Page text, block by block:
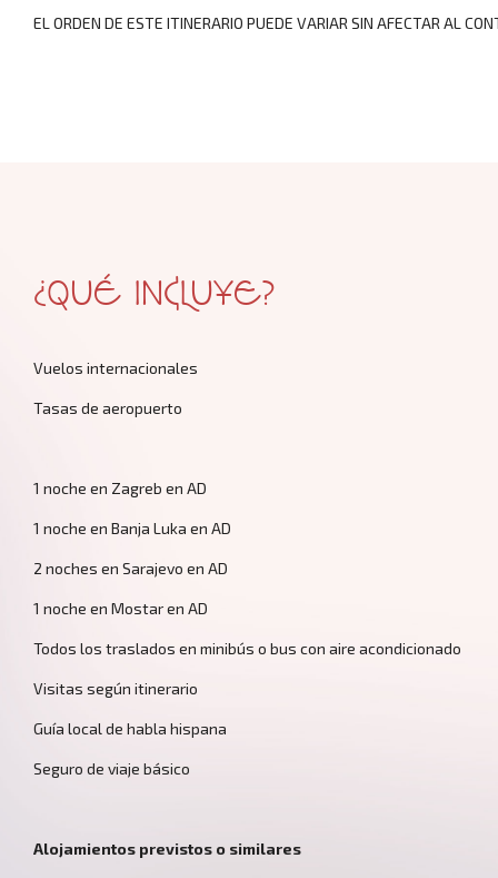
Circuitos por
EL ORDEN DE ESTE ITINERARIO PUEDE VARIAR SIN AFECTAR AL
¿QUÉ INCLUYE?
Vuelos internacionales
Tasas de aeropuerto
1 noche en Zagreb en AD
1 noche en Banja Luka en AD
2 noches en Sarajevo en AD
1 noche en Mostar en AD
Todos los traslados en minibús o bus con aire acondicionado
Visitas según itinerario
Guía local de habla hispana
Seguro de viaje básico
Alojamientos previstos o similares